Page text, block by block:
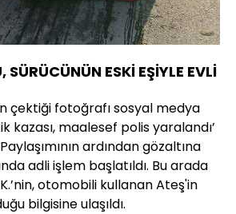
SÜRÜCÜNÜN ESKİ EŞİYLE EVLİ
çektiği fotoğrafı sosyal medya
kazası, maalesef polis yaralandı’
ardından gözaltına
adli işlem başlatıldı. Bu arada
otomobili kullanan Ateş'in
bilgisine ulaşıldı.